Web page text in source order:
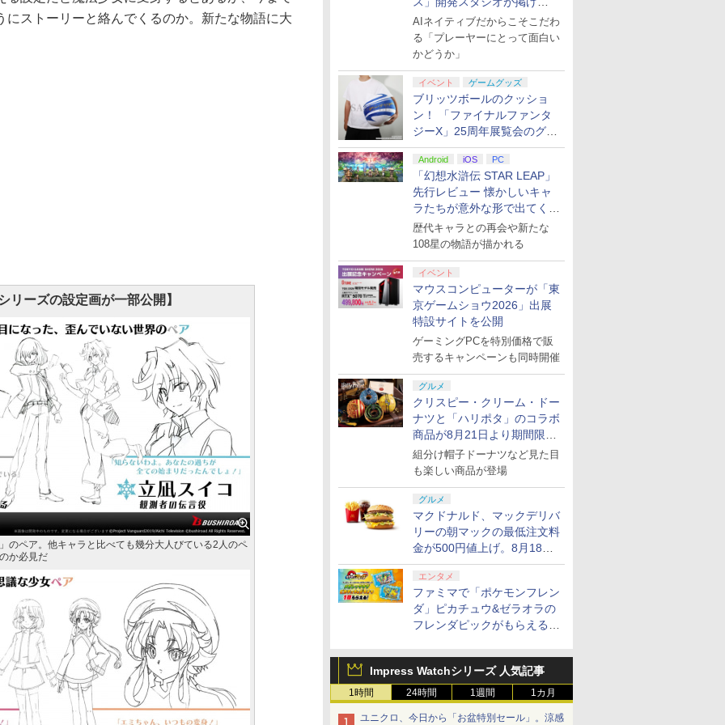
る“AI活用の信念”とは？【講
演レポート】
AIネイティブだからこそこだわ
る「プレーヤーにとって面白い
かどうか」
イベント ゲームグッズ
ブリッツボールのクッショ
ン！ 「ファイナルファンタ
ジーX」25周年展覧会のグッ
ズ情報が公開
Android iOS PC
「幻想水滸伝 STAR LEAP」
先行レビュー 懐かしいキャ
ラたちが意外な形で出てくる
シリーズ完全新作！
歴代キャラとの再会や新たな
108星の物語が描かれる
イベント
マウスコンピューターが「東
京ゲームショウ2026」出展
特設サイトを公開
ゲーミングPCを特別価格で販
売するキャンペーンも同時開催
グルメ
クリスピー・クリーム・ドー
ナツと「ハリポタ」のコラボ
商品が8月21日より期間限定
で発売
組分け帽子ドーナツなど見た目
も楽しい商品が登場
グルメ
マクドナルド、マックデリバ
リーの朝マックの最低注文料
金が500円値上げ。8月18日
より1,500円から受付
エンタメ
ファミマで「ポケモンフレン
ダ」ピカチュウ&ゼラオラの
フレンダピックがもらえるキ
Impress Watchシリーズ 人気記事
1時間 24時間 1週間 1カ月
ユニクロ、今日から「お盆特別セール」。涼感
にストーリーと絡んでくるのか。新たな物語に大
リーズの設定画が一部公開】
のペア。他キャラと比べても幾分大人びている2人のペ
か必見だ